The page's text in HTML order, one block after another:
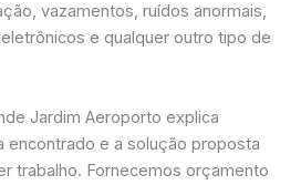
vazamentos, ruídos anormais,
e qualquer outro tipo de
Jardim Aeroporto explica
encontrado e a solução proposta
trabalho. Fornecemos orçamento